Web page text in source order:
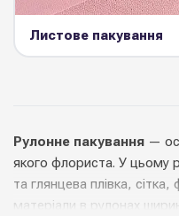
Листове пакування
Рулонне пакування —
якого флориста. У цьому
та глянцева плівка,
матеріали в рулонах